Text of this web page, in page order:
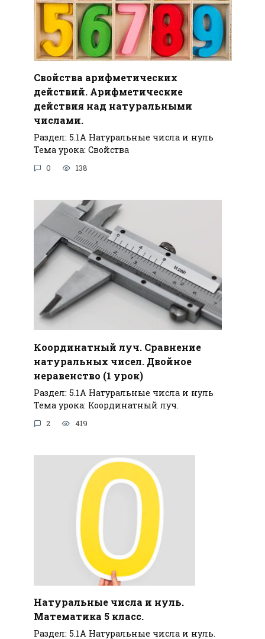
Свойства арифметических
действий. Арифметические
действия над натуральными
числами.
Раздел: 5.1А Натуральные числа и нуль
Тема урока: Свойства
0 138
Координатный луч. Сравнение
натуральных чисел. Двойное
неравенство (1 урок)
Раздел: 5.1А Натуральные числа и нуль
Тема урока: Координатный луч.
2 419
Натуральные числа и нуль.
Математика 5 класс.
Раздел: 5.1А Натуральные числа и нуль.